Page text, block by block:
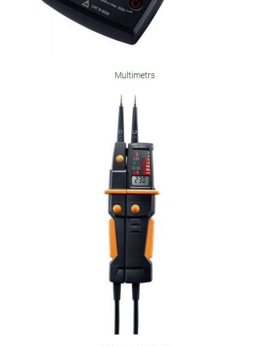
Multimetrs